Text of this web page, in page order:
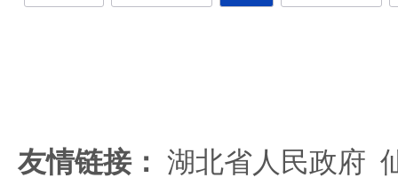
友情链接： 湖北省人民政府